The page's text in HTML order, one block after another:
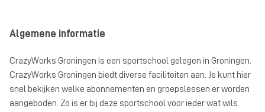
Algemene informatie
CrazyWorks Groningen is een sportschool gelegen in Groningen.
CrazyWorks Groningen biedt diverse faciliteiten aan. Je kunt hier
snel bekijken welke abonnementen en groepslessen er worden
aangeboden. Zo is er bij deze sportschool voor ieder wat wils.